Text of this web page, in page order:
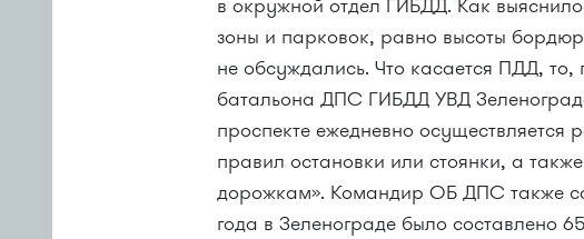
зоны и парковок, равно высоты
не обсуждались. Что касается ПДД,
батальона ДПС ГИБДД УВД
проспекте ежедневно
правил остановки или стоянки, а
дорожкам». Командир ОБ ДПС также
года в Зеленограде было составлено